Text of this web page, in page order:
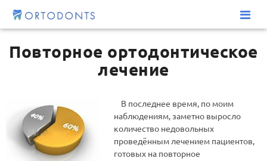
Повторное ортодонтическое
лечение
В последнее время, по моим
наблюдениям, заметно выросло
количество недовольных
проведённым лечением пациентов,
готовых на повторное